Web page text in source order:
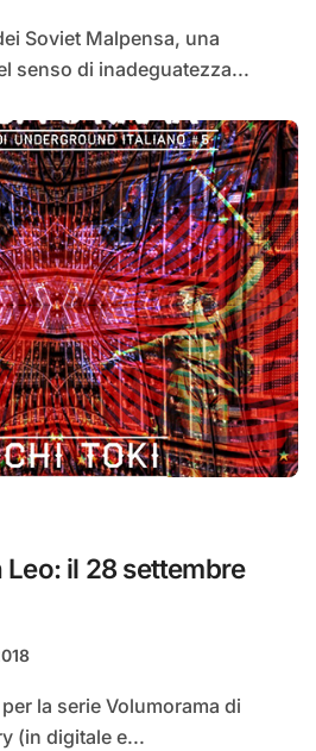
senso di inadeguatezza...
Leo: il 28 settembre
(in digitale e...